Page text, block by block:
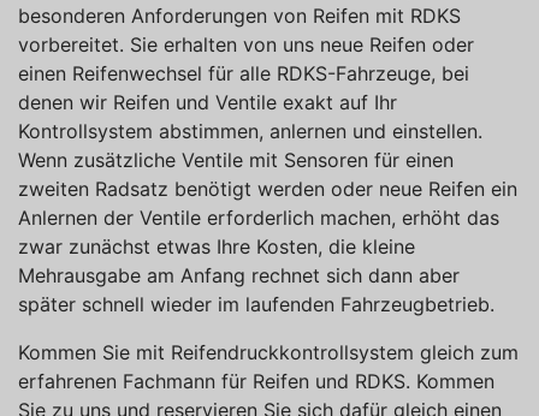
besonderen Anforderungen von Reifen mit RDKS
vorbereitet. Sie erhalten von uns neue Reifen oder
einen Reifenwechsel für alle RDKS-Fahrzeuge, bei
denen wir Reifen und Ventile exakt auf Ihr
Kontrollsystem abstimmen, anlernen und einstellen.
Wenn zusätzliche Ventile mit Sensoren für einen
zweiten Radsatz benötigt werden oder neue Reifen ein
Anlernen der Ventile erforderlich machen, erhöht das
zwar zunächst etwas Ihre Kosten, die kleine
Mehrausgabe am Anfang rechnet sich dann aber
später schnell wieder im laufenden Fahrzeugbetrieb.
Kommen Sie mit Reifendruckkontrollsystem gleich zum
erfahrenen Fachmann für Reifen und RDKS. Kommen
Sie zu uns und reservieren Sie sich dafür gleich einen